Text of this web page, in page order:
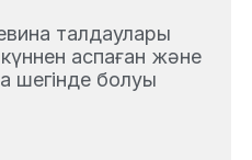
талдаулары
күннен аспаған және
шегінде болуы